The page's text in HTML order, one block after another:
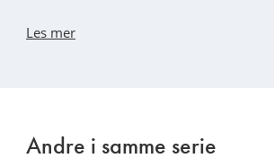
Les mer
Andre i samme serie